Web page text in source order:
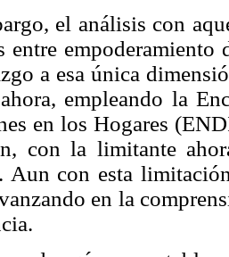
el análisis con
entre
a esa única
empleando la
en los Hogares
con la limitante
Aun con esta
en la